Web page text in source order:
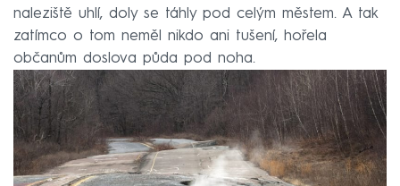
naleziště uhlí, doly se táhly pod celým městem. A tak
zatímco o tom neměl nikdo ani tušení, hořela
občanům doslova půda pod noha.